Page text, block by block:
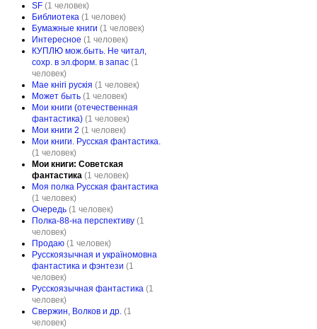
SF (1 человек)
Библиотека (1 человек)
Бумажные книги (1 человек)
Интересное (1 человек)
КУПЛЮ мож.быть. Не читал,
сохр. в эл.форм. в запас (1
человек)
Мае кнiгi рускiя (1 человек)
Может быть (1 человек)
Мои книги (отечественная
фантастика) (1 человек)
Мои книги 2 (1 человек)
Мои книги. Русская фантастика.
(1 человек)
Мои книги: Советская
фантастика (1 человек)
Моя полка Русская фантастика
(1 человек)
Очередь (1 человек)
Полка-88-на перспективу (1
человек)
Продаю (1 человек)
Русскоязычная и україномовна
фантастика и фэнтези (1
человек)
Русскоязычная фантастика (1
человек)
Свержин, Волков и др. (1
человек)